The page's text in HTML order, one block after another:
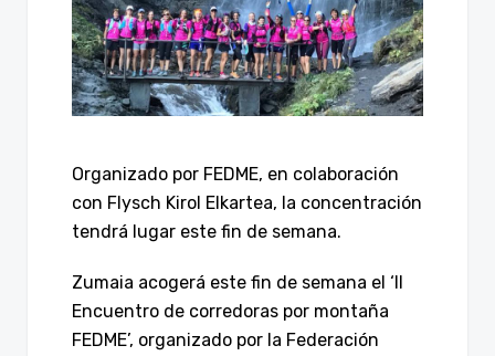
Organizado por FEDME, en colaboración
con Flysch Kirol Elkartea, la concentración
tendrá lugar este fin de semana.
Zumaia acogerá este fin de semana el ‘II
Encuentro de corredoras por montaña
FEDME’, organizado por la Federación